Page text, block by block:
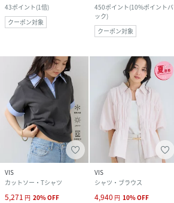
43ポイント(1倍)
クーポン対象
450ポイント(10%ポイントバ
ック)
クーポン対象
VIS
カットソー・Tシャツ
5,271 円 20%OFF
VIS
シャツ・ブラウス
4,940 円 10%OFF